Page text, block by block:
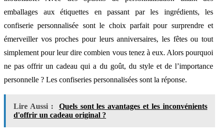
emballages aux étiquettes en passant par les ingrédients, les
confiserie personnalisée sont le choix parfait pour surprendre et
émerveiller vos proches pour leurs anniversaires, les fêtes ou tout
simplement pour leur dire combien vous tenez à eux. Alors pourquoi
ne pas offrir un cadeau qui a du goût, du style et de l’importance
personnelle ? Les confiseries personnalisées sont la réponse.
Lire Aussi :
Quels sont les avantages et les inconvénients
d'offrir un cadeau original ?